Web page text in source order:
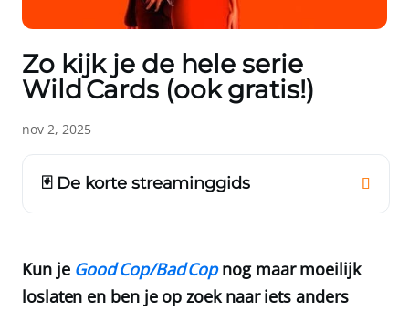
Zo kijk je de hele serie
Wild Cards (ook gratis!)
nov 2, 2025
🃏 De korte streaminggids
Kun je Good Cop/Bad Copnog maar moeilijk
loslaten en ben je op zoek naar iets anders